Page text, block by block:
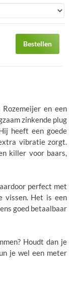
Bestellen
en een
zinkende plug
heeft een goede
vibratie zorgt.
killer voor baars,
perfect met
vissen. Het is een
goed betaalbaar
Houdt dan je
je wel een meter